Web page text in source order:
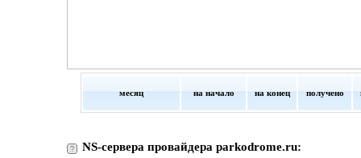
месяц на начало на конец получено
NS-сервера провайдера parkodrome.ru: